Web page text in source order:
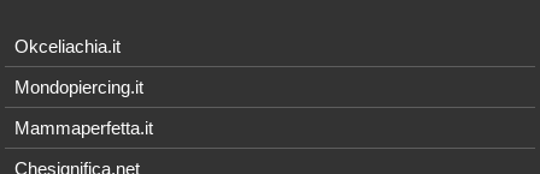
Okceliachia.it
Mondopiercing.it
Mammaperfetta.it
Chesignifica.net